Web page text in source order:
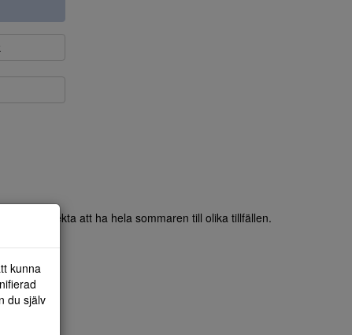
Perfekta att ha hela sommaren till olika tillfällen.
kunna
du själv